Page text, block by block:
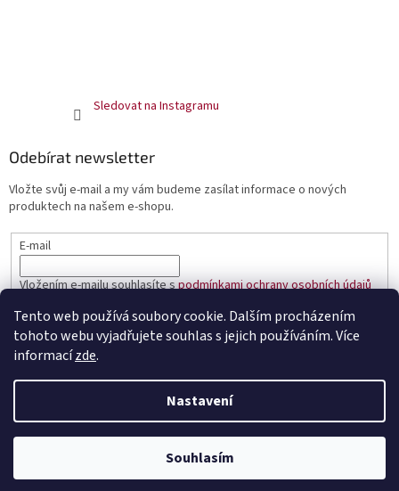
Tento web používá soubory cookie. Dalším procházením
tohoto webu vyjadřujete souhlas s jejich používáním. Více
informacízde.
Nastavení
Souhlasím
Sledovat na Instagramu
Odebírat newsletter
Vložte svůj e-mail a my vám budeme zasílat informace o nových
produktech na našem e-shopu.
E-mail
Vložením e-mailu souhlasíte spodmínkami ochrany osobních údajů
PŘIHLÁSIT SE
Vytvořil Shoptet
Čaje Dammann Fréres. Všechna práva vyhrazena.